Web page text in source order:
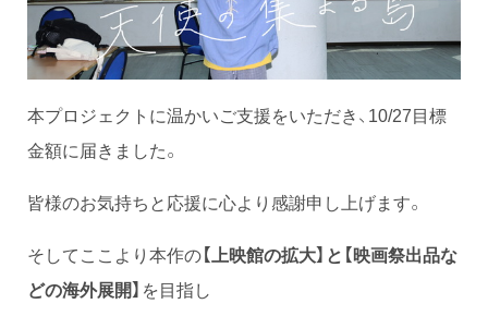
本プロジェクトに温かいご支援をいただき、10/27目標
金額に届きました。
皆様のお気持ちと応援に心より感謝申し上げます。
そしてここより本作の【上映館の拡大】と【映画祭出品な
どの海外展開】 を目指し